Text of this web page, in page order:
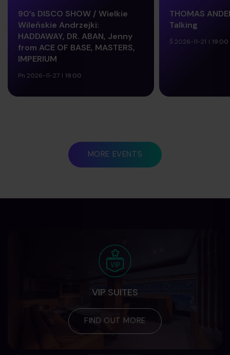
90’s DISCO SHOW / Wielkie
Wileńskie Andrzejki:
HADDAWAY, DR. ABAN, Jenny
from ACE OF BASE, MASTERS,
IMPERIUM
Pn 2026-11-27 19:00
BUY A TICKET
THOMAS
Talking
Š 2026-11-21 19:00
MORE EVENTS
VIP SUITES
FIND OUT MORE